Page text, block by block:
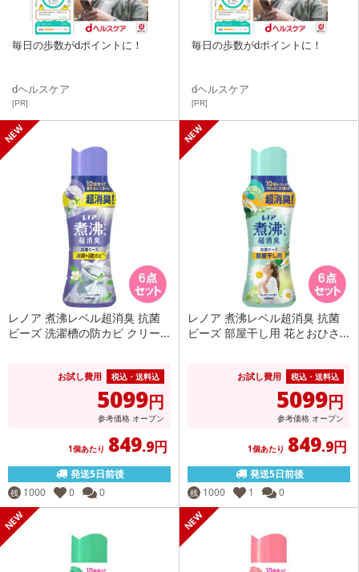
毎日の歩数がdポイントに！
dヘルスケア
[PR]
毎日の歩数がdポイントに！
dヘルスケア
[PR]
レノア 煮沸レベル超消臭 抗菌
ビーズ 洗濯槽の防カビ クリー...
お試し費用 税込・送料込
5099円
参考価格 オープン
1個あたり 849.9円
発送5日前後
残 1000 0 0
レノア 煮沸レベル超消臭 抗菌
ビーズ 部屋干し用 花とおひさ...
お試し費用 税込・送料込
5099円
参考価格 オープン
1個あたり 849.9円
発送5日前後
残 1000 1 0